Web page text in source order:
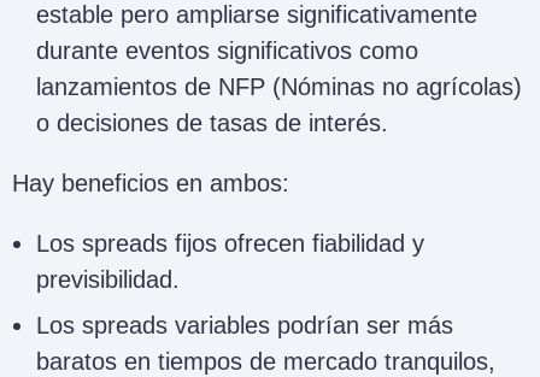
estable pero ampliarse significativamente
durante eventos significativos como
lanzamientos de NFP (Nóminas no agrícolas)
o decisiones de tasas de interés.
Hay beneficios en ambos:
Los spreads fijos ofrecen fiabilidad y
previsibilidad.
Los spreads variables podrían ser más
baratos en tiempos de mercado tranquilos,